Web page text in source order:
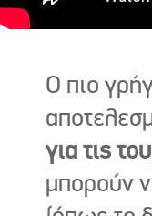
Ο πιο
για τις
μπορούν